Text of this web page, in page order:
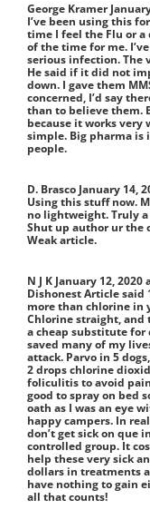
George Kramer
I’ve been using this
time I feel the Flu or a
of the time for me.
serious infection.
He said if it did not
down. I gave them
concerned, I’d say
than to believe them.
because it works very
simple. Big pharma
people.
D. Brasco January 14,
Using this stuff now.
no lightweight. Truly
Shut up author ur the
Weak article.
N J K January 12, 2020
Dishonest Article said
more than chlorine in
Chlorine straight, and
a cheap substitute
saved many of my
attack. Parvo in 5
2 drops chlorine
foliculitis to avoid
good to spray on bed
oath as I was an eye
happy campers. In
don’t get sick on que
controlled group. It
help these very sick
dollars in treatments
have nothing to gain
all that counts!